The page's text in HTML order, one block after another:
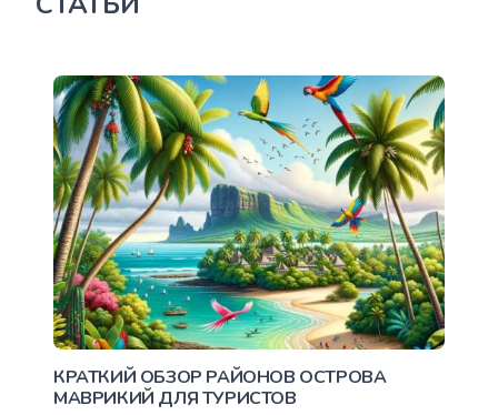
КРАТКИЙ ОБЗОР РАЙОНОВ ОСТРОВА
МАВРИКИЙ ДЛЯ ТУРИСТОВ